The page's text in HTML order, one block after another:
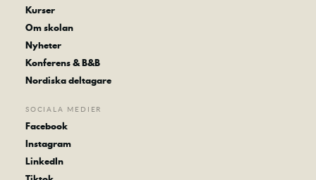
Kurser
Om skolan
Nyheter
Konferens & B&B
Nordiska deltagare
SOCIALA MEDIER
Facebook
Instagram
LinkedIn